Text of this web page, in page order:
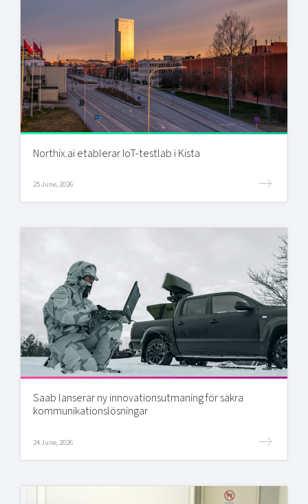
Northix.ai etablerar IoT-testlab i Kista
25 June, 2026
Saab lanserar ny innovationsutmaning för säkra
kommunikationslösningar
24 June, 2026